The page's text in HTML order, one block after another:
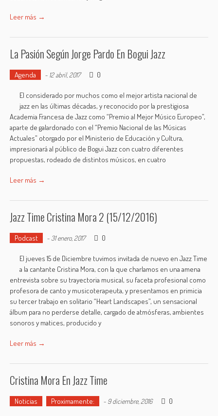
Leer más →
La Pasión Según Jorge Pardo En Bogui Jazz
Agenda - 12 abril, 2017 0
El considerado por muchos como el mejor artista nacional de
jazz en las últimas décadas, y reconocido por la prestigiosa
Academia Francesa de Jazz como “Premio al Mejor Músico Europeo”,
aparte de galardonado con el “Premio Nacional de las Músicas
Actuales” otorgado por el Ministerio de Educación y Cultura,
impresionará al público de Bogui Jazz con cuatro diferentes
propuestas, rodeado de distintos músicos, en cuatro
Leer más →
Jazz Time Cristina Mora 2 (15/12/2016)
Podcast - 31 enero, 2017 0
El jueves 15 de Diciembre tuvimos invitada de nuevo en Jazz Time
a la cantante Cristina Mora, con la que charlamos en una amena
entrevista sobre su trayectoria musical, su faceta profesional como
profesora de canto y musicoterapeuta, y presentamos en primicia
su tercer trabajo en solitario “Heart Landscapes”, un sensacional
álbum para no perderse detalle, cargado de atmósferas, ambientes
sonoros y matices, producido y
Leer más →
Cristina Mora En Jazz Time
Noticias Proximamente: - 9 diciembre, 2016 0